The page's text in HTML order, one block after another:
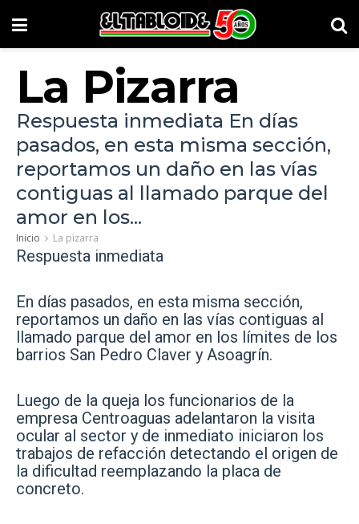
La Pizarra
Respuesta inmediata En días
pasados, en esta misma sección,
reportamos un daño en las vías
contiguas al llamado parque del
amor en los...
Inicio La pizarra
Respuesta inmediata
En días pasados, en esta misma sección,
reportamos un daño en las vías contiguas al
llamado parque del amor en los límites de los
barrios San Pedro Claver y Asoagrín.
Luego de la queja los funcionarios de la
empresa Centroaguas adelantaron la visita
ocular al sector y de inmediato iniciaron los
trabajos de refacción detectando el origen de
la dificultad reemplazando la placa de
concreto.